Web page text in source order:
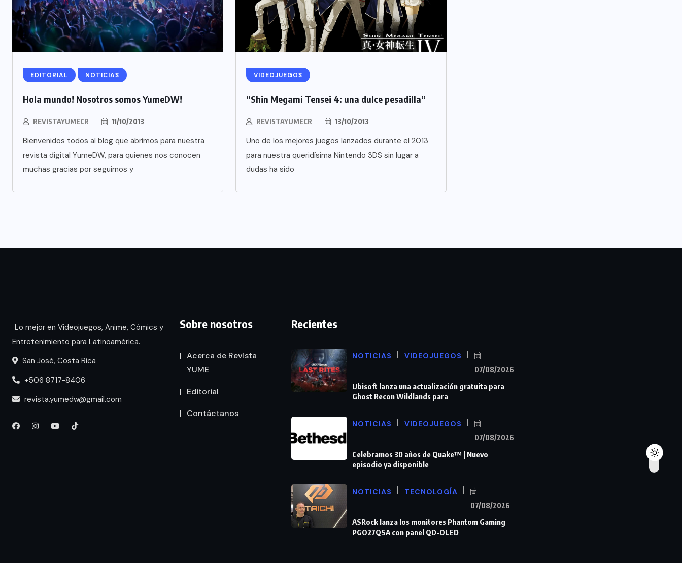
EDITORIAL NOTICIAS
Hola mundo! Nosotros somos YumeDW!
REVISTAYUMECR 11/10/2013
Bienvenidos todos al blog que abrimos para nuestra
revista digital YumeDW, para quienes nos conocen
muchas gracias por seguirnos y
VIDEOJUEGOS
“Shin Megami Tensei 4: una dulce pesadilla”
REVISTAYUMECR 13/10/2013
Uno de los mejores juegos lanzados durante el 2013
para nuestra queridísima Nintendo 3DS sin lugar a
dudas ha sido
Lo mejor en Videojuegos, Anime, Cómics y
Entretenimiento para Latinoamérica.
San José, Costa Rica
+506 8717-8406
revista.yumedw@gmail.com
Sobre nosotros
Acerca de Revista
YUME
Editorial
Contáctanos
Recientes
NOTICIAS VIDEOJUEGOS
07/08/2026
Ubisoft lanza una actualización gratuita para
Ghost Recon Wildlands para
NOTICIAS VIDEOJUEGOS
07/08/2026
Celebramos 30 años de Quake™ | Nuevo
episodio ya disponible
NOTICIAS TECNOLOGÍA
07/08/2026
ASRock lanza los monitores Phantom Gaming
PGO27QSA con panel QD-OLED